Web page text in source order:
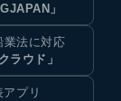
」
業法に対応
ラウド」
アプリ